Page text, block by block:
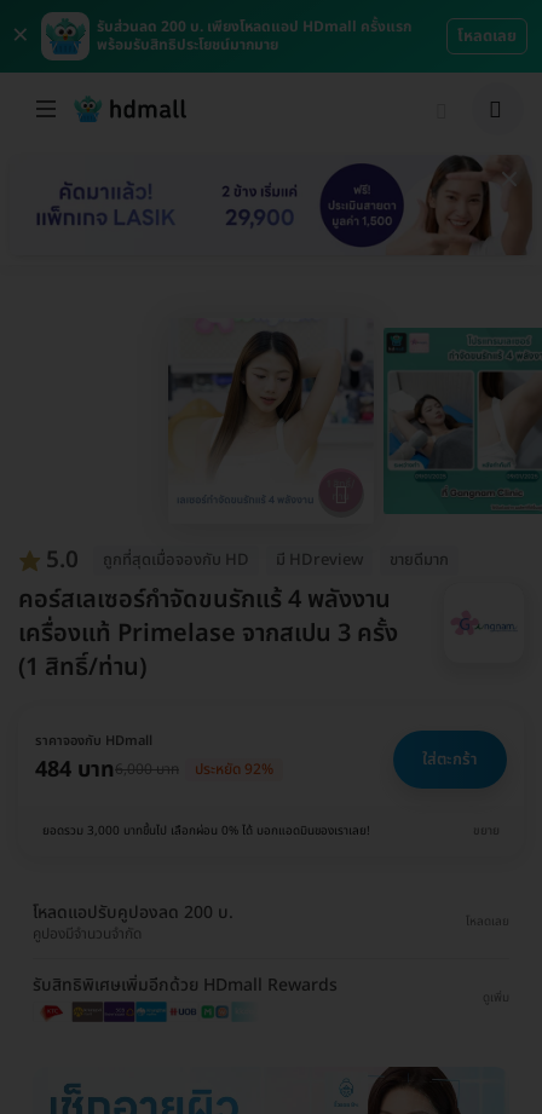
×
รับส่วนลด 200 บ. เพียงโหลดแอป HDmall ครั้งแรก
พร้อมรับสิทธิประโยชน์มากมาย
โหลดเลย
5.0 ถูกที่สุดเมื่อจองกับ HD มี HDreview ขายดีมาก
คอร์สเลเซอร์กำจัดขนรักแร้ 4 พลังงาน
เครื่องแท้ Primelase จากสเปน 3 ครั้ง
(1 สิทธิ์/ท่าน)
ราคาจองกับ HDmall
484 บาท6,000 บาท ประหยัด 92% ใส่ตะกร้า
ยอดรวม 3,000 บาทขึ้นไป เลือกผ่อน 0% ได้ บอกแอดมินของเราเลย! ขยาย
โหลดแอปรับคูปองลด 200 บ.
คูปองมีจำนวนจำกัด
โหลดเลย
รับสิทธิพิเศษเพิ่มอีกด้วย HDmall Rewards
ดูเพิ่ม